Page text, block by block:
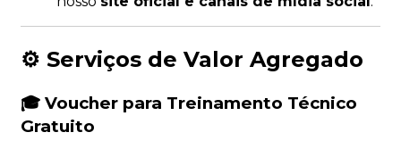
⚙️ Serviços de Valor Agregado
🎓 Voucher para Treinamento Técnico
Gratuito